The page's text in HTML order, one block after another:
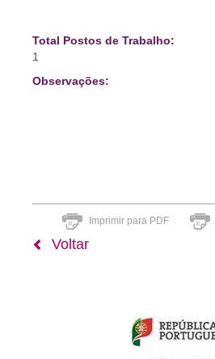
Total Postos de Trabalho:
1
Observações:
Imprimir para PDF
Voltar